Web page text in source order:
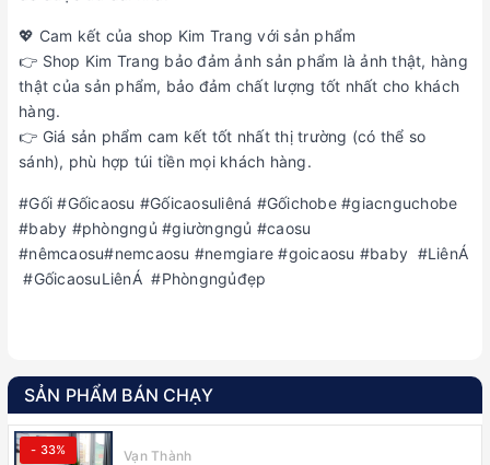
💖 Cam kết của shop Kim Trang với sản phẩm
👉 Shop Kim Trang bảo đảm ảnh sản phẩm là ảnh thật, hàng
thật của sản phẩm, bảo đảm chất lượng tốt nhất cho khách
hàng.
👉 Giá sản phẩm cam kết tốt nhất thị trường (có thể so
sánh), phù hợp túi tiền mọi khách hàng.
#Gối #Gốicaosu #Gốicaosuliêná #Gốichobe #giacnguchobe
#baby #phòngngủ #giườngngủ #caosu
#nêmcaosu#nemcaosu #nemgiare #goicaosu #baby #LiênÁ
#GốicaosuLiênÁ #Phòngngủđẹp
SẢN PHẨM BÁN CHẠY
- 33% Vạn Thành